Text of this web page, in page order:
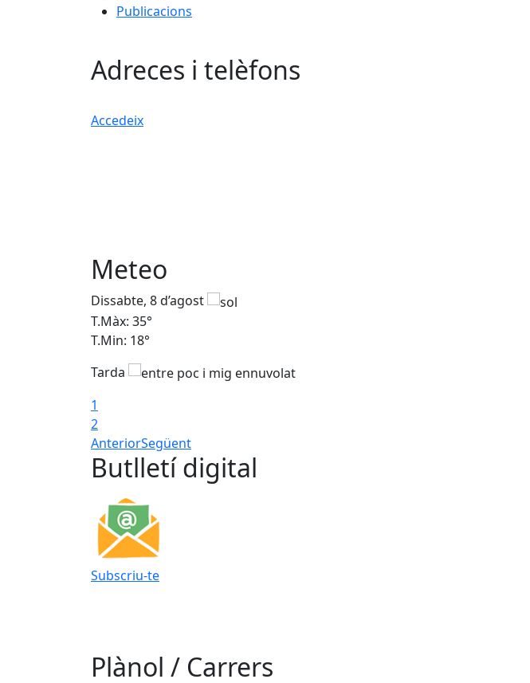
Publicacions
Adreces i telèfons
Accedeix
Meteo
Dissabte, 8 d’agost
T.Màx: 35°
T.Min: 18°
Tarda
1
2
AnteriorSegüent
Butlletí digital
Subscriu-te
Plànol / Carrers